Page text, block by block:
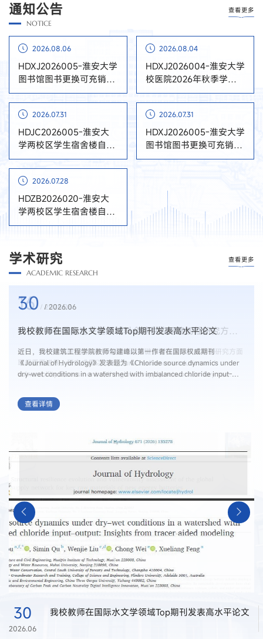
通知公告
NOTICE
查看更多
2026.08.06
HDXJ2026005-淮安大学
图书馆图书更换可充销磁
条服务询价成交公告
2026.08.04
HDXJ2026004-淮安大学
校医院2026年秋季学期
医疗药品及耗材采购询价
成交公告
2026.07.31
HDJC2026005-淮安大
学两校区学生宿舍楼自助
洗衣、开水运营服务竞争
性磋商公告
2026.07.31
HDXJ2026005-淮安大学
图书馆图书更换可充销磁
条服务询价公告
2026.07.28
HDZB2026020-淮安大
学两校区学生宿舍楼自助
洗衣、开水运营服务流标
学术研究
ACADEMIC RESEARCH
查看更多
30 / 2026.06
我校教师在国际水文学领域Top期刊发表高水平论文
​近日，我校建筑工程学院教师勾建峰以第一作者在国际权威期刊
《Journal of Hydrology》发表题为《Chloride source dynamics under
dry-wet conditions in a watershed with imbalanced chloride input-
of Hydrology》是国际水文学领域最具影响力的顶尖期刊之一，中科院地
球科学1区Top期刊，主要刊载水文基本规律、水资源管理及生态水文响应
查看详情
25
16
30
2026.06
我校教师在国际水文学领域Top期刊发表高水平论文